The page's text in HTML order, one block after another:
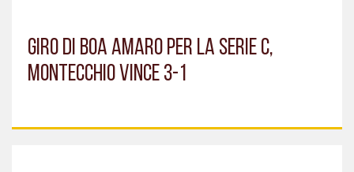
GIRO DI BOA AMARO PER LA SERIE C,
MONTECCHIO VINCE 3-1